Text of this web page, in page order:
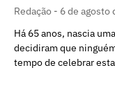
Redação
6 de agosto
Há 65 anos, nascia
decidiram que
tempo de celebrar